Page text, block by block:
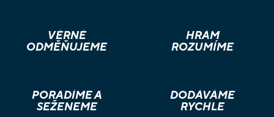
VĚRNÉ
ODMĚŇUJEME
HRÁM
ROZUMÍME
PORADÍME A
SEŽENEME
DODÁVÁME
RYCHLE